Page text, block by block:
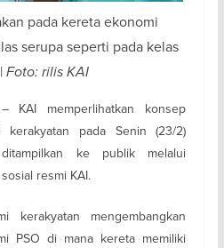
pada kereta ekonomi
serupa seperti pada kelas
Foto: rilis KAI
KAI memperlihatkan konsep
kerakyatan pada Senin (23/2)
ke publik melalui
resmi KAI.
kerakyatan mengembangkan
PSO di mana kereta memiliki